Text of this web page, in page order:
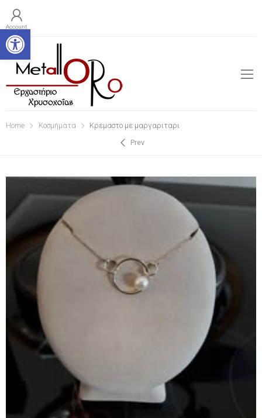
Account
Home Κοσμήματα
Κρεμαστο με μαργαριταρι
Prev
Open toolbar